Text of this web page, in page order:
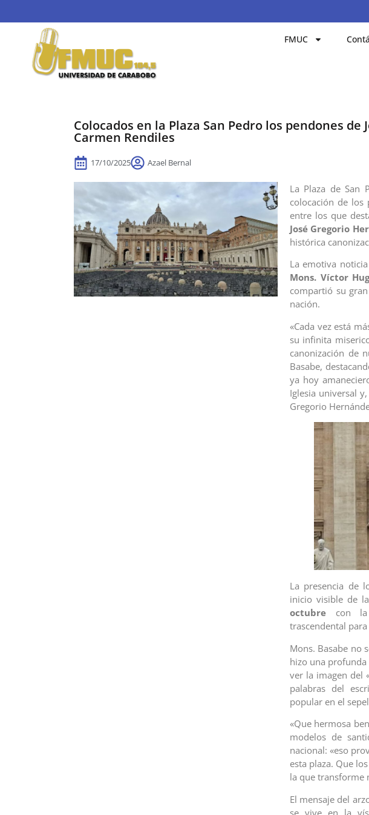
FMUC
Colocados en la Plaza San Pedro los pendones
Carmen Rendiles
17/10/2025 Azael Bernal
La Plaza de San
colocación de los
entre los que
José Gregorio
histórica
La emotiva
Mons. Víctor
compartió su
nación.
«Cada vez está
su infinita
canonización de
Basabe,
ya hoy
Iglesia universal
Gregorio
La presencia de
inicio visible de
octubrecon la
trascendental
Mons. Basabe no
hizo una
ver la imagen del
palabras del
popular en el
«Que hermosa
modelos de
nacional: «eso
esta plaza. Que
la que transforme
El mensaje del
se vive en la